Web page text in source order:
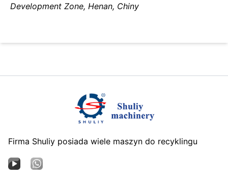
Development Zone, Henan, Chiny
Firma Shuliy posiada wiele maszyn do recyklingu